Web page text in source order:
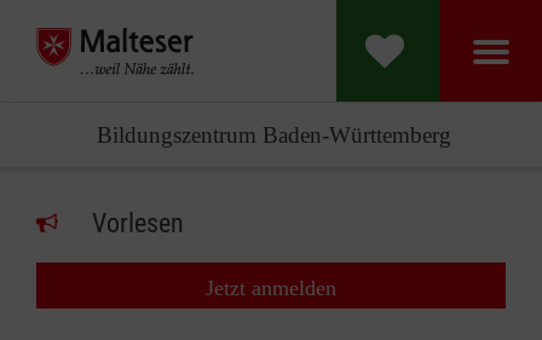
Bildungszentrum Baden-Württemberg
Vorlesen
Jetzt anmelden